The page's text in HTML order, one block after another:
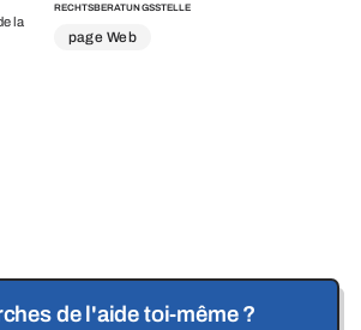
la
RECHTSBERATUNGSSTELLE
page Web
de l'aide toi-même ?